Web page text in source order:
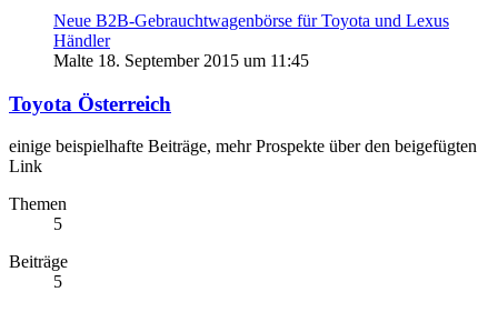
Neue B2B-Gebrauchtwagenbörse für Toyota und Lexus
Händler
Malte 18. September 2015 um 11:45
Toyota Österreich
einige beispielhafte Beiträge, mehr Prospekte über den beigefügten
Link
Themen
5
Beiträge
5